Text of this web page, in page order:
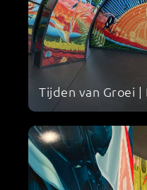
Tijden van Groei